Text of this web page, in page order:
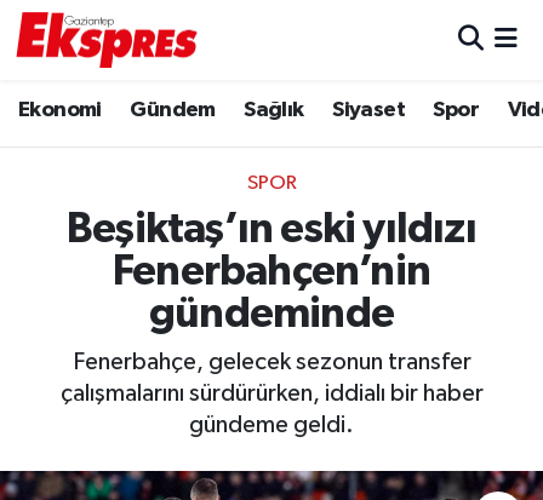
Ekonomi Gündem Sağlık Siyaset Spor
SPOR
Beşiktaş’ın eski yıldızı
Fenerbahçen’nin
gündeminde
Fenerbahçe, gelecek sezonun transfer
çalışmalarını sürdürürken, iddialı bir haber
gündeme geldi.
Ekonomi
Gaziantep son dakika
Genel
Gündem
Haberler
Trafik Durumu
Puan Durumu ve Fikstür
Tüm Manşetler
Son Dakika Haberleri
Haber Arşivi